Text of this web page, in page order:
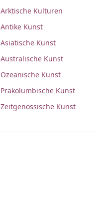
Arktische Kulturen
Antike Kunst
Asiatische Kunst
Australische Kunst
Ozeanische Kunst
Präkolumbische Kunst
Zeitgenössische Kunst